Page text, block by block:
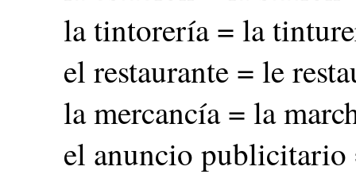
la tintorería = la
el restaurante = le
la mercancía = la
el anuncio